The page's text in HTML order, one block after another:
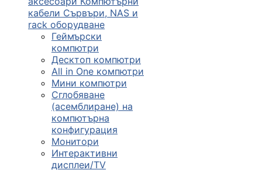
кабели Сървъри, NAS и
rack оборудване
Геймърски
компютри
Десктоп компютри
All in One компютри
Мини компютри
Сглобяване
(асемблиране) на
компютърна
конфигурация
Монитори
Интерактивни
дисплеи/TV